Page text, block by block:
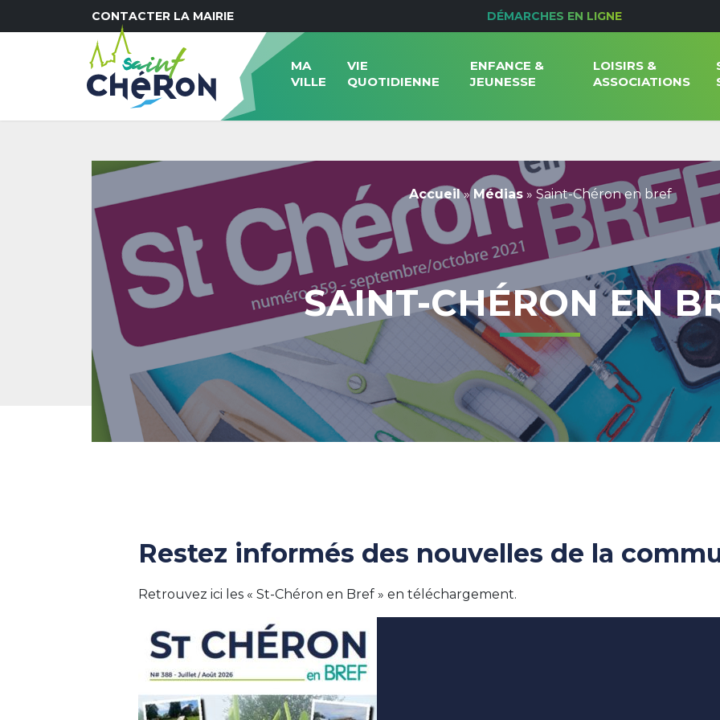
CONTACTER LA MAIRIE DÉMARCHES EN LIGNE
MA
VILLE
VIE
QUOTIDIENNE
ENFANCE &
JEUNESSE
LOISIRS &
ASSOCIATIONS
Accueil» Médias» Saint-Chéron en bref
SAINT-CHÉRON EN
Restez informés des nouvelles de la
Retrouvez ici les « St-Chéron en Bref » en téléchargement.